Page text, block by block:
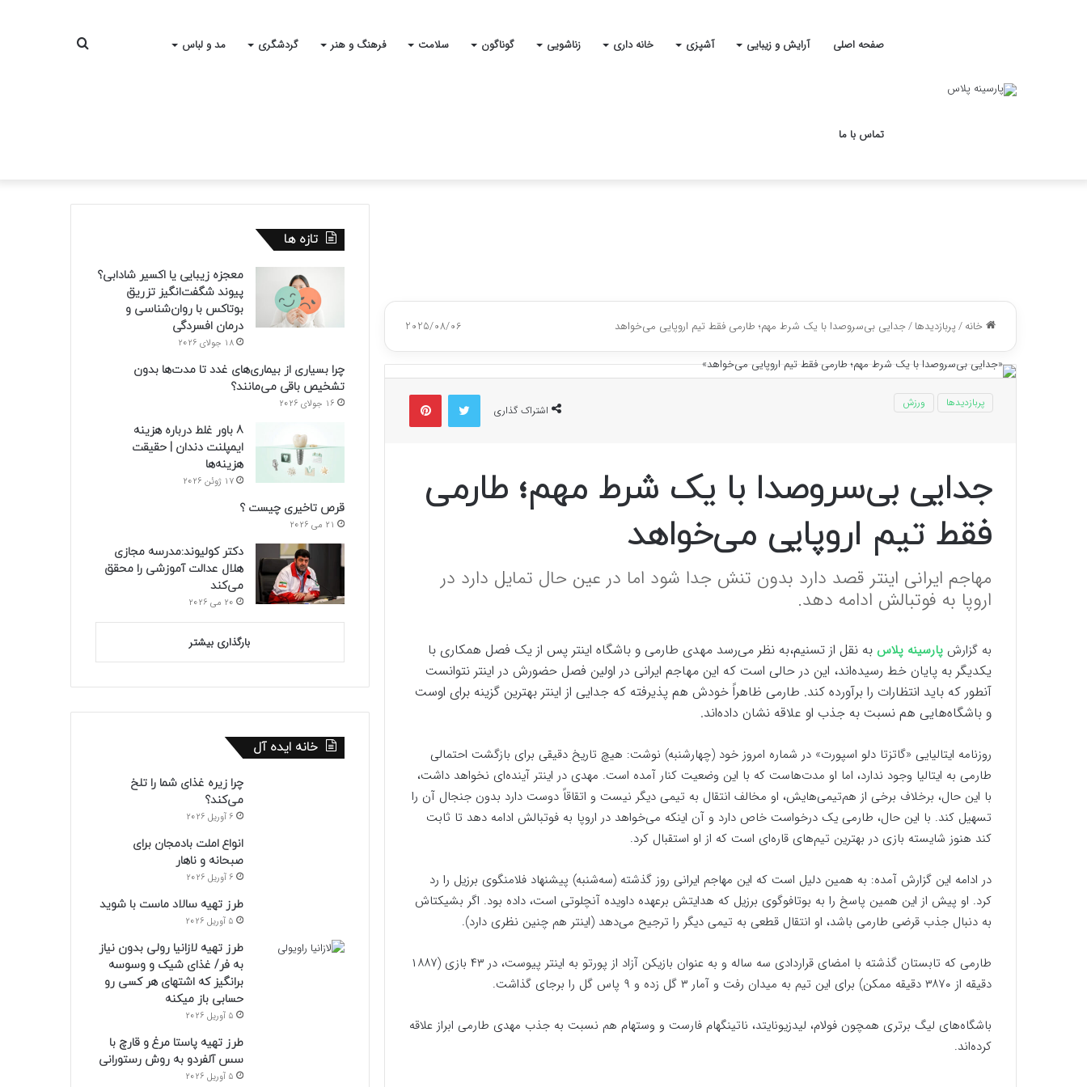
صفحه اصلی آرایش و زیبایی آشپزی خانه داری زناشویی گوناگون سلامت فرهنگ و هنر گردشگری مد و لباس
تماس با ما
جستجو
خانه/پربازدیدها/جدایی بی‌سروصدا با یک شرط مهم؛ طارمی فقط تیم اروپایی می‌خواهد 2025/08/06
اشتراک گذاری
توییتر پینتریست
پربازدیدها ورزش
جدایی بی‌سروصدا با یک شرط مهم؛ طارمی
فقط تیم اروپایی می‌خواهد
مهاجم ایرانی اینتر قصد دارد بدون تنش جدا شود اما در عین حال تمایل دارد در
اروپا به فوتبالش ادامه دهد.
به گزارش پارسینه پلاس به نقل از تسنیم،به نظر می‌رسد مهدی طارمی و باشگاه اینتر پس از یک فصل همکاری با
یکدیگر به پایان خط رسیده‌اند، این در حالی است که این مهاجم ایرانی در اولین فصل حضورش در اینتر نتوانست
آنطور که باید انتظارات را برآورده کند. طارمی ظاهراً خودش هم پذیرفته که جدایی از اینتر بهترین گزینه برای اوست
و باشگاه‌هایی هم نسبت به جذب او علاقه نشان داده‌اند.
روزنامه ایتالیایی «گاتزتا دلو اسپورت» در شماره امروز خود (چهارشنبه) نوشت: هیچ تاریخ دقیقی برای بازگشت احتمالی
طارمی به ایتالیا وجود ندارد، اما او مدت‌هاست که با این وضعیت کنار آمده است. مهدی در اینتر آینده‌ای نخواهد داشت،
با این حال، برخلاف برخی از هم‌تیمی‌هایش، او مخالف انتقال به تیمی دیگر نیست و اتقاقاً دوست دارد بدون جنجال آن را
تسهیل کند. با این حال، طارمی یک درخواست خاص دارد و آن اینکه می‌خواهد در اروپا به فوتبالش ادامه دهد تا ثابت
کند هنوز شایسته بازی در بهترین تیم‌های قاره‌ای است که از او استقبال کرد.
در ادامه این گزارش آمده: به همین دلیل است که این مهاجم ایرانی روز گذشته (سه‌شنبه) پیشنهاد فلامنگوی برزیل را رد
کرد. او پیش از این همین پاسخ را به بوتافوگوی برزیل که هدایتش برعهده داویده آنچلوتی است، داده بود. اگر بشیکتاش
به دنبال جذب قرضی طارمی باشد، او انتقال قطعی به تیمی دیگر را ترجیح می‌دهد (اینتر هم چنین نظری دارد).
طارمی که تابستان گذشته با امضای قراردادی سه ساله و به عنوان بازیکن آزاد از پورتو به اینتر پیوست، در ۴۳ بازی (۱۸۸۷
دقیقه از ۳۸۷۰ دقیقه ممکن) برای این تیم به میدان رفت و آمار ۳ گل زده و ۹ پاس گل را برجای گذاشت.
باشگاه‌های لیگ برتری همچون فولام، لیدزیونایتد، ناتینگهام فارست و وستهام هم نسبت به جذب مهدی طارمی ابراز علاقه
کرده‌اند.
تازه ها
معجزه زیبایی یا اکسیر شادابی؟
پیوند شگفت‌انگیز تزریق
بوتاکس با روان‌شناسی و
درمان افسردگی
18 جولای 2026
چرا بسیاری از بیماری‌های غدد تا مدت‌ها بدون
تشخیص باقی می‌مانند؟
16 جولای 2026
8 باور غلط درباره هزینه
ایمپلنت دندان | حقیقت
هزینه‌ها
17 ژوئن 2026
قرص تاخیری چیست ؟
21 می 2026
دکتر کولیوند:مدرسه مجازی
هلال عدالت آموزشی را محقق
می‌کند
20 می 2026
بارگذاری بیشتر
خانه ایده آل
چرا زیره غذای شما را تلخ
می‌کند؟
6 آوریل 2026
انواع املت بادمجان برای
صبحانه و ناهار
6 آوریل 2026
طرز تهیه سالاد ماست با شوید
5 آوریل 2026
طرز تهیه لازانیا رولی بدون نیاز
به فر/ غذای شیک و وسوسه
برانگیز که اشتهای هر کسی رو
حسابی باز میکنه
5 آوریل 2026
طرز تهیه پاستا مرغ و قارچ با
سس آلفردو به روش رستورانی
5 آوریل 2026